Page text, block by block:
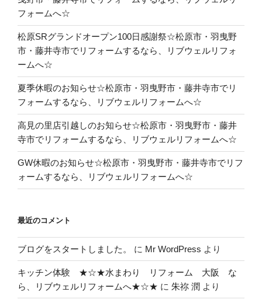
フォームへ☆
松原SRグランドオープン100日感謝祭☆松原市・羽曳野
市・藤井寺市でリフォームするなら、リブウェルリフォ
ームへ☆
夏季休暇のお知らせ☆松原市・羽曳野市・藤井寺市でリ
フォームするなら、リブウェルリフォームへ☆
高見の里店引越しのお知らせ☆松原市・羽曳野市・藤井
寺市でリフォームするなら、リブウェルリフォームへ☆
GW休暇のお知らせ☆松原市・羽曳野市・藤井寺市でリフ
ォームするなら、リブウェルリフォームへ☆
最近のコメント
ブログをスタートしました。 に Mr WordPress より
キッチン体験 ★☆★水まわり リフォーム 大阪 な
ら、リブウェルリフォームへ★☆★ に 朱祢 潤 より